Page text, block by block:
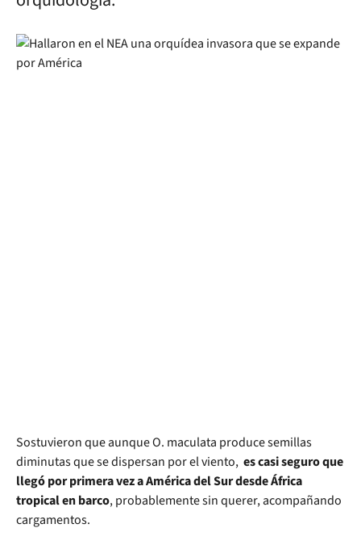
Sostuvieron que aunque O. maculata produce semillas
diminutas que se dispersan por el viento, es casi seguro que
llegó por primera vez a América del Sur desde África
tropical en barco, probablemente sin querer, acompañando
cargamentos.